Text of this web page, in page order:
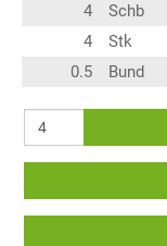
4
Schb
4
Stk
0.5
Bund